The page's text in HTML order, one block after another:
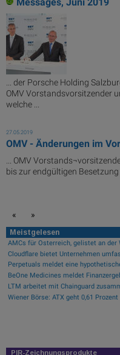
... der Porsche Holding
OMV Vorstandsvorsitzender
welche ...
27.05.2019
OMV - Änderungen im
... OMV
bis zur endgültigen Besetzung
« »
Meistgelesen
AMCs für Österreich, gelistet an der
Wiener Börse: ATX geht 0,61
PIR-Zeichnungsprodukte